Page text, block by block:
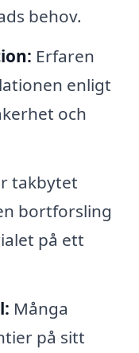
behov.
Erfaren
enligt
och
takbytet
bortforsling
på ett
Många
på sitt